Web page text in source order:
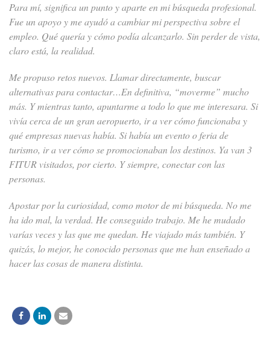
Para mí, significa un punto y aparte en mi búsqueda profesional.
Fue un apoyo y me ayudó a cambiar mi perspectiva sobre el
empleo. Qué quería y cómo podía alcanzarlo. Sin perder de vista,
claro está, la realidad.
Me propuso retos nuevos. Llamar directamente, buscar
alternativas para contactar…En definitiva, “moverme” mucho
más. Y mientras tanto, apuntarme a todo lo que me interesara. Si
vivía cerca de un gran aeropuerto, ir a ver cómo funcionaba y
qué empresas nuevas había. Si había un evento o feria de
turismo, ir a ver cómo se promocionaban los destinos. Ya van 3
FITUR visitados, por cierto. Y siempre, conectar con las
personas.
Apostar por la curiosidad, como motor de mi búsqueda. No me
ha ido mal, la verdad. He conseguido trabajo. Me he mudado
varías veces y las que me quedan. He viajado más también. Y
quizás, lo mejor, he conocido personas que me han enseñado a
hacer las cosas de manera distinta.